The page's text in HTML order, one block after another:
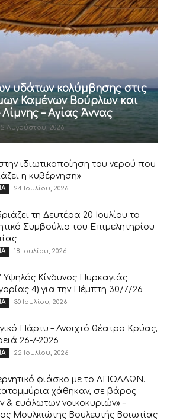
υδάτων κολύμβησης στις
Καμένων Βούρλων και
– Αγίας Άννας
2 Αυγούστου, 2026
ιδιωτικοποίηση του νερού που
η κυβέρνηση»
24 Ιουλίου, 2026
τη Δευτέρα 20 Ιουλίου το
Συμβούλιο του Επιμελητηρίου
18 Ιουλίου, 2026
Κίνδυνος Πυρκαγιάς
4) για την Πέμπτη 30/7/26
30 Ιουλίου, 2026
Πάρτυ – Ανοιχτό θέατρο Κρύας,
26-7-2026
22 Ιουλίου, 2026
φιάσκο με το ΑΠΟΛΛΩΝ.
χάθηκαν, σε βάρος
& ευάλωτων νοικοκυριών» –
Μουλκιώτης Βουλευτής Βοιωτίας